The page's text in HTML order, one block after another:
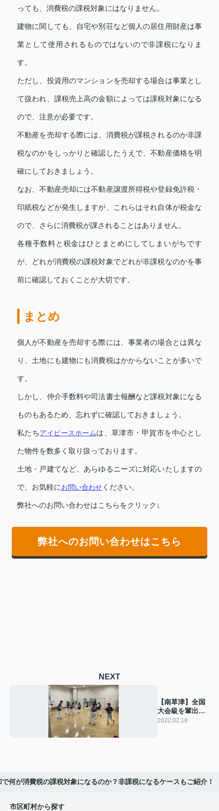
っても、消費税の課税対象にはなりません。
建物に関しても、自宅や別荘など個人の居住用財産は事
業として使用されるものではないので非課税になりま
す。
ただし、投資用のマンションを売却する場合は事業とし
て扱われ、課税売上高の金額によっては課税対象になる
ので、注意が必要です。
不動産を売却する際には、消費税が課税されるのか非課
税なのかをしっかりと確認したうえで、不動産価格を明
確にしておきましょう。
なお、不動産売却には不動産譲渡所得税や登録免許税・
印紙税などが発生しますが、これらはそれ自体が税金な
ので、さらに消費税が課されることはありません。
各種手数料と税金はひとまとめにしてしまいがちです
が、どれが消費税の課税対象でどれが非課税なのかを事
前に確認しておくことが大切です。
まとめ
個人が不動産を売却する際には、事業者の場合とは異な
り、土地にも建物にも消費税はかからないことが多いで
す。
しかし、仲介手数料や司法書士報酬など課税対象になる
ものもあるため、忘れずに確認しておきましょう。
私たちアイピースホームは、草津市・甲賀市を中心とし
た物件を数多く取り扱っております。
土地・戸建てなど、あらゆるニーズに対応いたしますの
で、お気軽にお問い合わせ ください。
弊社へのお問い合わせはこちらをクリック↓
弊社へのお問い合わせはこちら
NEXT
【南草津】全国
大会級を輩出す
る空手教室にい
2022.02.18
何が消費税の課税対象になるのか？非課税になるケースもご紹介！
市区町村から探す